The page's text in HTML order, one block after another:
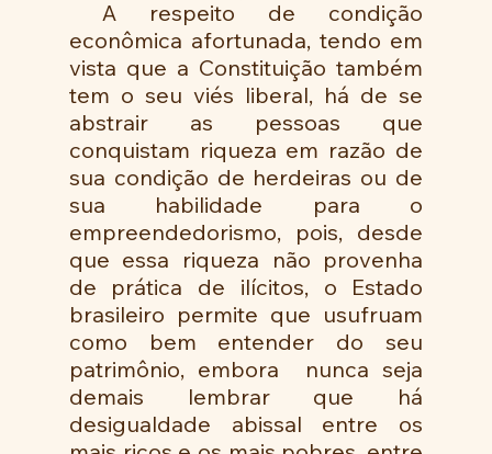
econômica afortunada, tendo em
vista que a Constituição também
tem o seu viés liberal, há de se
abstrair as pessoas que
conquistam riqueza em razão de
sua condição de herdeiras ou de
sua habilidade para o
empreendedorismo, pois, desde
que essa riqueza não provenha
de prática de ilícitos, o Estado
brasileiro permite que usufruam
como bem entender do seu
patrimônio, embora  nunca seja
demais lembrar que há
desigualdade abissal entre os